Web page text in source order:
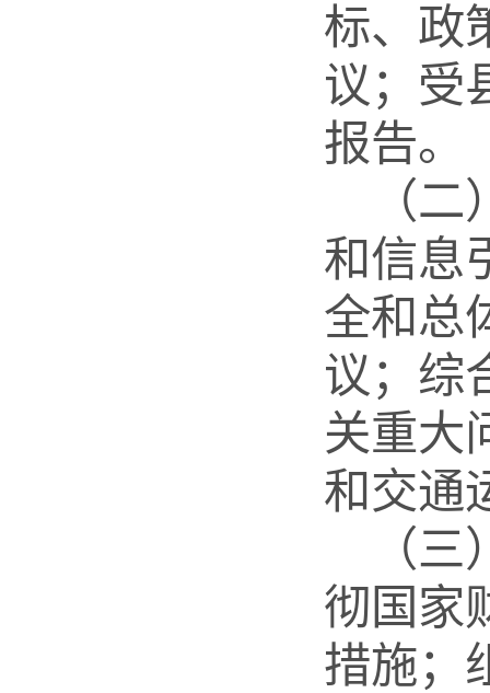
标、政
议；受
报告。
（
和信息
全和总
议；综
关重大
和交通
（
彻国家
措施；